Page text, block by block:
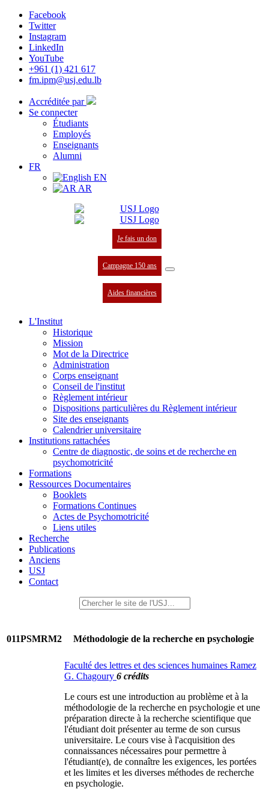
Facebook
Twitter
Instagram
LinkedIn
YouTube
+961 (1) 421 617
fm.ipm@usj.edu.lb
Accréditée par
Se connecter
Étudiants
Employés
Enseignants
Alumni
FR
EN
AR
Je fais un don
Campagne 150 ans
Aides financières
L'Institut
Historique
Mission
Mot de la Directrice
Administration
Corps enseignant
Conseil de l'institut
Règlement intérieur
Dispositions particulières du Règlement intérieur
Site des enseignants
Calendrier universitaire
Institutions rattachées
Centre de diagnostic, de soins et de recherche en
psychomotricité
Formations
Ressources Documentaires
Booklets
Formations Continues
Actes de Psychomotricité
Liens utiles
Recherche
Publications
Anciens
USJ
Contact
011PSMRM2 Méthodologie de la recherche en psychologie
Faculté des lettres et des sciences humaines Ramez
G. Chagoury 6 crédits
Le cours est une introduction au problème et à la
méthodologie de la recherche en psychologie et une
préparation directe à la recherche scientifique que
l'étudiant doit présenter au terme de son cursus
universitaire. Le cours vise à l'acquisition des
connaissances nécessaires pour permettre à
l'étudiant(e), de connaître les exigences, les portées
et les limites et les diverses méthodes de recherche
en psychologie.